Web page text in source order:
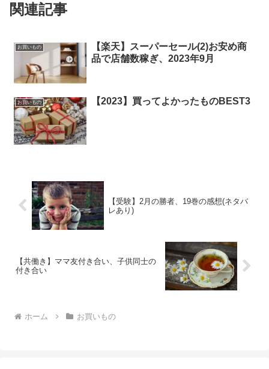
関連記事
お買いもの
【楽天】スーパーセール(2)お安め商
品で店舗数稼ぎ、2023年9月
お買いもの 【2023】買ってよかったものBEST3
【受験】2月の勝者、19巻の感想(ネタバ
レあり)
【共働き】ママ友付き合い、子供同士の
付き合い
ホーム お買いもの